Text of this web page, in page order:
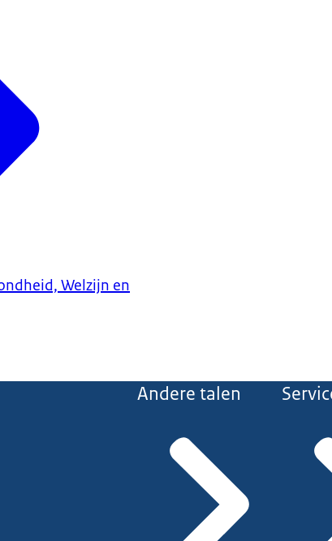
Welzijn en
Andere talen